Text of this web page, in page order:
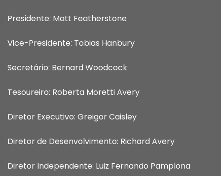
Presidente: Matt Featherstone
Vice-Presidente: Tobias Hanbury
Secretário: Bernard Woodcock
Tesoureiro: Roberta Moretti Avery
Diretor Executivo: Greigor Caisley
Diretor de Desenvolvimento: Richard Avery
Diretor Independente: Luiz Fernando Pamplona